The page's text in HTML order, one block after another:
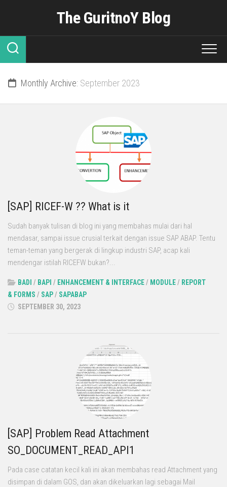
The GuritnoY Blog
Monthly Archive: September 2023
[SAP] RICEF-W ?? What is it
Sudah banyak tulisan di blog ini yang membahas mulai dari hal
mendasar, sampai issue crusial terkait dengan issue SAP ABAP. Tentu
teman-teman yang bergerak di lingkup industri SAP, acap kali
mendengar istilah RICEFW bukan?...
BADI / BAPI / ENHANCEMENT & INTERFACE/ MODULE/ REPORT
& FORMS / SAP/ SAPABAP
SEPTEMBER 30, 2023
[SAP] Problem Read Attachment
SO_DOCUMENT_READ_API1
Pada case catatan kecil kali ini akan membahas read Attachment yang
disimpan di dalam GOS, dan akan dikeluarkan lagi sebagai Mail